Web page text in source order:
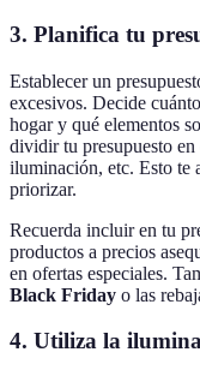
3. Planifica tu
Establecer un
excesivos. Decide
hogar y qué elementos
dividir tu presupuesto en
iluminación, etc. Esto te
priorizar.
Recuerda incluir en tu
productos a precios
en ofertas especiales.
Black Friday o las
4. Utiliza la